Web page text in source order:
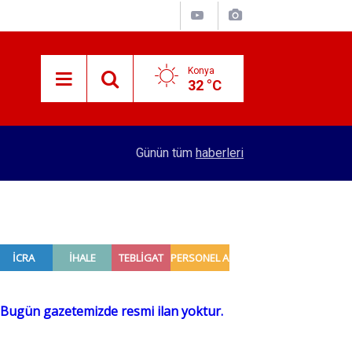
Konya
32 °C
Türk Standardları Enstitüsü 129 personel alacak
Günün tüm haberleri